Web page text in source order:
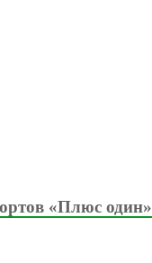
«Плюс один»